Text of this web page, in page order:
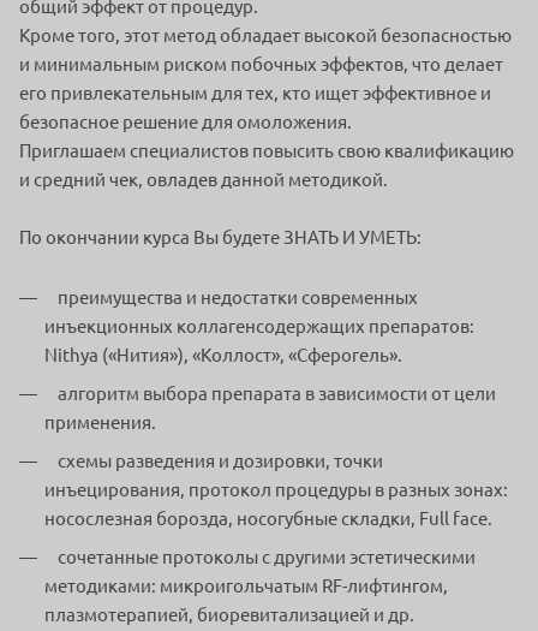
общий эффект от процедур.
Кроме того, этот метод обладает высокой безопасностью
и минимальным риском побочных эффектов, что делает
его привлекательным для тех, кто ищет эффективное и
безопасное решение для омоложения.
Приглашаем специалистов повысить свою квалификацию
и средний чек, овладев данной методикой.
По окончании курса Вы будете ЗНАТЬ И УМЕТЬ:
преимущества и недостатки современных
инъекционных коллагенсодержащих препаратов:
Nithya («Нития»), «Коллост», «Сферогель».
алгоритм выбора препарата в зависимости от цели
применения.
схемы разведения и дозировки, точки
инъецирования, протокол процедуры в разных зонах:
носослезная борозда, носогубные складки, Full face.
сочетанные протоколы с другими эстетическими
методиками: микроигольчатым RF-лифтингом,
плазмотерапией, биоревитализацией и др.